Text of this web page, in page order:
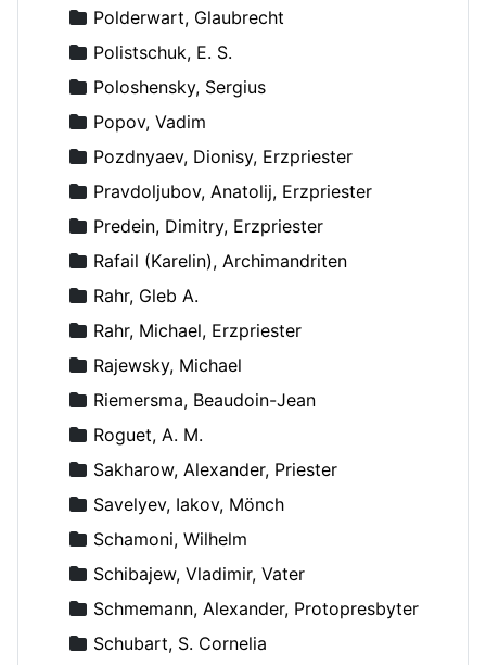
Polderwart, Glaubrecht
Polistschuk, E. S.
Poloshensky, Sergius
Popov, Vadim
Pozdnyaev, Dionisy, Erzpriester
Pravdoljubov, Anatolij, Erzpriester
Predein, Dimitry, Erzpriester
Rafail (Karelin), Archimandriten
Rahr, Gleb A.
Rahr, Michael, Erzpriester
Rajewsky, Michael
Riemersma, Beaudoin-Jean
Roguet, A. M.
Sakharow, Alexander, Priester
Savelyev, Iakov, Mönch
Schamoni, Wilhelm
Schibajew, Vladimir, Vater
Schmemann, Alexander, Protopresbyter
Schubart, S. Cornelia